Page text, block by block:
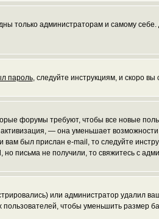
только администраторам и самому
пароль, следуйте инструкциям, и скоро
форумы требуют, чтобы все новые
— она уменьшает
был прислан e-mail, то следуйте
письма не получили, то свяжитесь с
или администратор удалил
чтобы уменьшить размер